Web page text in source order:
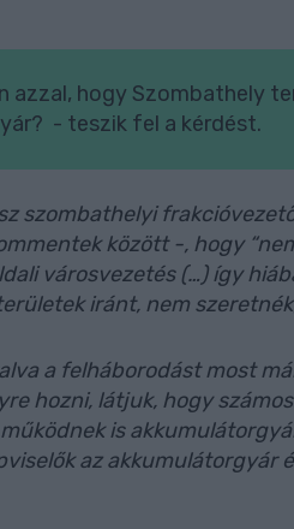
azzal, hogy Szombathely
- teszik fel a kérdést.
szombathelyi
között -, hogy
városvezetés (…) így
iránt, nem
a felháborodást most
hozni, látjuk, hogy
is
az akkumulátorgyár